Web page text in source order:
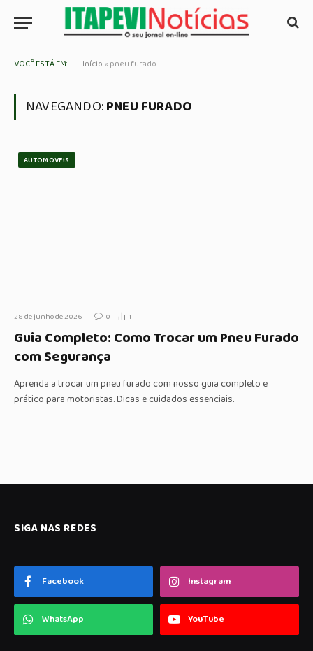
VOCÊ ESTÁ EM: Início »pneu furado
NAVEGANDO:PNEU FURADO
AUTOMOVEIS
28 de junho de 2026 0 1
Guia Completo: Como Trocar um Pneu Furado
com Segurança
Aprenda a trocar um pneu furado com nosso guia completo e
prático para motoristas. Dicas e cuidados essenciais.
SIGA NAS REDES
Facebook Instagram
WhatsApp YouTube